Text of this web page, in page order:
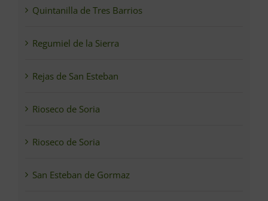
Quintanilla de Tres Barrios
Regumiel de la Sierra
Rejas de San Esteban
Rioseco de Soria
Rioseco de Soria
San Esteban de Gormaz